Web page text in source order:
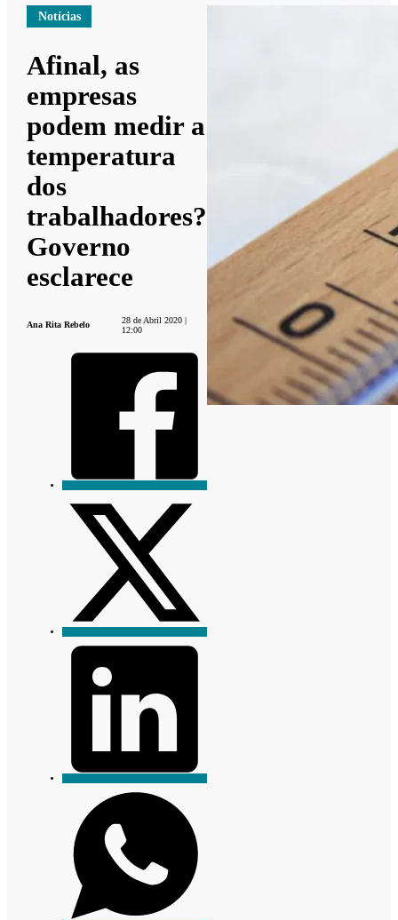
Notícias
Afinal, as
empresas
podem medir a
temperatura
dos
trabalhadores?
Governo
esclarece
Ana Rita Rebelo
28 de Abril 2020 |
12:00